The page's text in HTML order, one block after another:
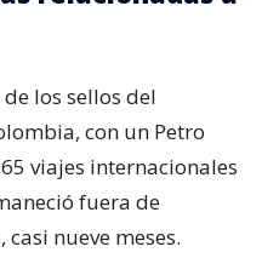
los sellos del
con un Petro
viajes internacionales
fuera de
nueve meses.